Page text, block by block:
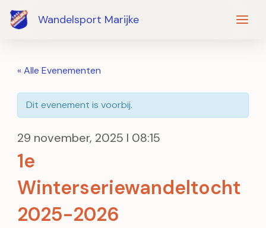
naar
Wandelsport Marijke
« Alle Evenementen
Dit evenement is voorbij.
29 november, 2025 I 08:15
1e
Winterseriewandeltocht
2025-2026